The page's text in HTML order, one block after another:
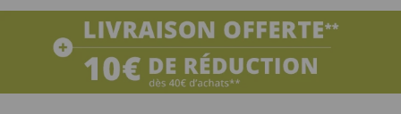
10€ de réduction dès 40€ d'achat. Offre
valable du 03/08/2026 au 12/08/2026.